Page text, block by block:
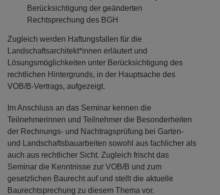
Berücksichtigung der geänderten
Rechtsprechung des BGH
Zugleich werden Haftungsfallen für die
Landschaftsarchitekt*innen erläutert und
Lösungsmöglichkeiten unter Berücksichtigung des
rechtlichen Hintergrunds, in der Hauptsache des
VOB/B-Vertrags, aufgezeigt.
Im Anschluss an das Seminar kennen die
Teilnehmerinnen und Teilnehmer die Besonderheiten
der Rechnungs- und Nachtragsprüfung bei Garten-
und Landschaftsbauarbeiten sowohl aus fachlicher als
auch aus rechtlicher Sicht. Zugleich frischt das
Seminar die Kenntnisse zur VOB/B und zum
gesetzlichen Baurecht auf und stellt die aktuelle
Baurechtsprechung zu diesem Thema vor.